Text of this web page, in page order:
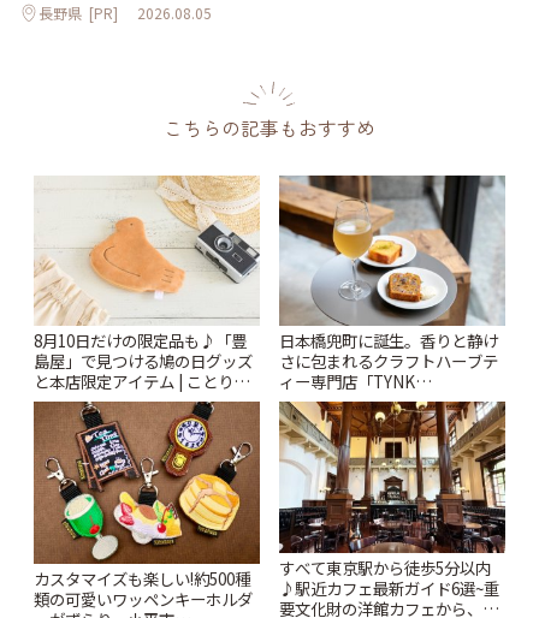
長野県 [PR] 2026.08.05
こちらの記事もおすすめ
8月10日だけの限定品も♪「豊
島屋」で見つける鳩の日グッズ
と本店限定アイテム | ことりっ
ぷ
日本橋兜町に誕生。香りと静け
さに包まれるクラフトハーブテ
ィー専門店「TYNK
Kabutocho」 | ことりっぷ
カスタマイズも楽しい!約500種
類の可愛いワッペンキーホルダ
すべて東京駅から徒歩5分以内
♪駅近カフェ最新ガイド6選~重
要文化財の洋館カフェから、改